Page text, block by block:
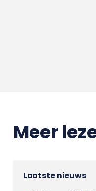
Meer
Laatste nieuws